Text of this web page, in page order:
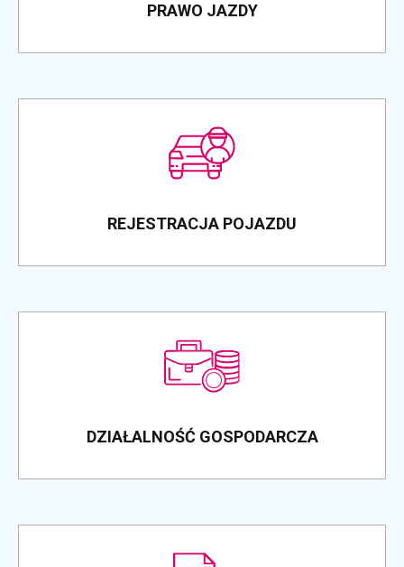
PRAWO JAZDY
REJESTRACJA POJAZDU
DZIAŁALNOŚĆ GOSPODARCZA